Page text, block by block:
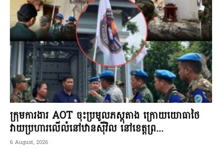
ក្រុមការងារ AOT ចុះប្រមូលភស្តុតាង ក្រោយយោធាថៃ
វាយប្រហារលើលំនៅឋានស៊ីវិល នៅខេត្តព្រ...
6 August, 2026